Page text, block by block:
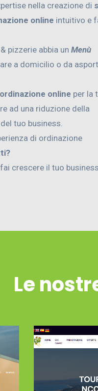
nella creazione di
online intuitivo e
pizzerie abbia un Menù
a domicilio o da
online per la
ad una riduzione della
tuo business.
di ordinazione
crescere il tuo business
Le